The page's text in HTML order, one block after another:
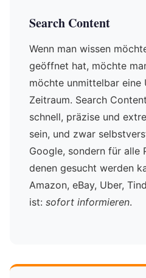
Search Content
Wenn man wissen
geöffnet hat, möchte
möchte unmittelbar eine
Zeitraum. Search
schnell, präzise und
sein, und zwar
Google, sondern für alle
denen gesucht werden
Amazon, eBay, Uber,
ist: sofort informieren.